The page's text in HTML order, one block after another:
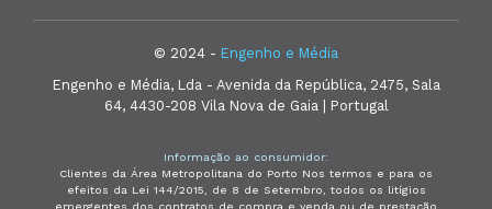
© 2024 - Engenho e Média
Engenho e Média, Lda - Avenida da República, 2475, Sala
64, 4430-208 Vila Nova de Gaia | Portugal
Informação ao consumidor:
Clientes da Área Metropolitana do Porto Nos termos e para os
efeitos da Lei 144/2015, de 8 de Setembro, todos os litígios
emergentes dos contratos de compra e venda ou de prestação